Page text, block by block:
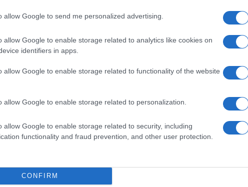
allow Google to send me personalized advertising.
allow Google to enable storage related to analytics like cookies on
identifiers in apps.
allow Google to enable storage related to functionality of the website
allow Google to enable storage related to personalization.
allow Google to enable storage related to security, including
functionality and fraud prevention, and other user protection.
CONFIRM
del Paese. La guida ha apprezzato non
l’ampia proposta di opzioni gluten-free,
pubblico più vasto. La combinazione di
di molti, portando Cascella a espandere
nuovi locali a Milano e uno a Roma.
Oltre a deliziare i clienti con la sua pizza,
di Pizza 3.0”. Questi corsi sono
le tecniche di impasto ad alta
a casa l’esperienza di una vera pizza
di pane e dolci da forno, utilizzando lo